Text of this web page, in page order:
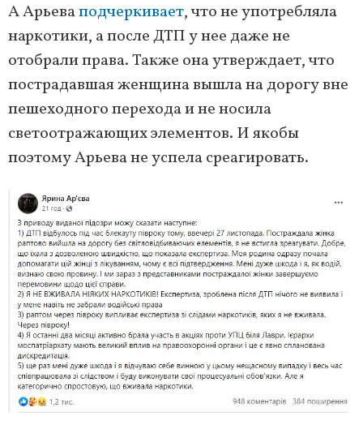
А Арьеваподчеркивает, что не употребляла
наркотики, а после ДТП у нее даже не
отобрали права. Также она утверждает, что
пострадавшая женщина вышла на дорогу вне
пешеходного перехода и не носила
светоотражающих элементов. И якобы
поэтому Арьева не успела среагировать.